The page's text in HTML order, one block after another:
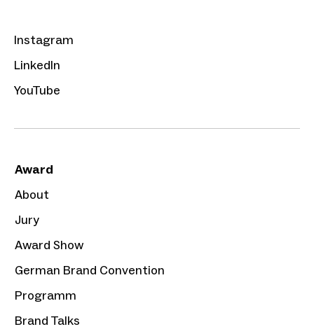
Instagram
LinkedIn
YouTube
Award
About
Jury
Award Show
German Brand Convention
Programm
Brand Talks